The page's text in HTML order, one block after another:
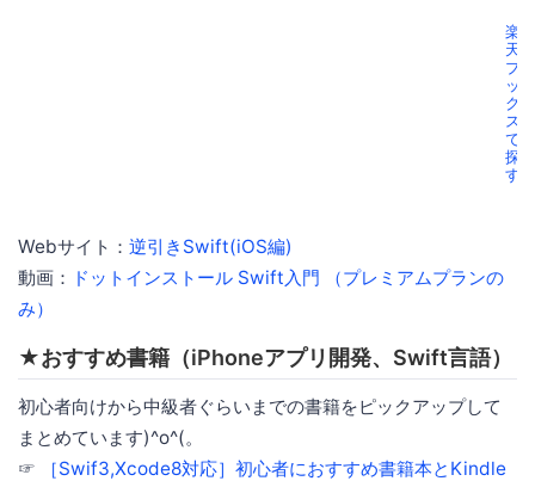
楽
天
ブ
ッ
ク
ス
で
探
す
Webサイト： 逆引きSwift(iOS編)
動画： ドットインストール Swift入門 （プレミアムプランの
み）
★おすすめ書籍（iPhoneアプリ開発、Swift言語）
初心者向けから中級者ぐらいまでの書籍をピックアップして
まとめています)^o^(。
☞
［Swif3,Xcode8対応］初心者におすすめ書籍本とKindle